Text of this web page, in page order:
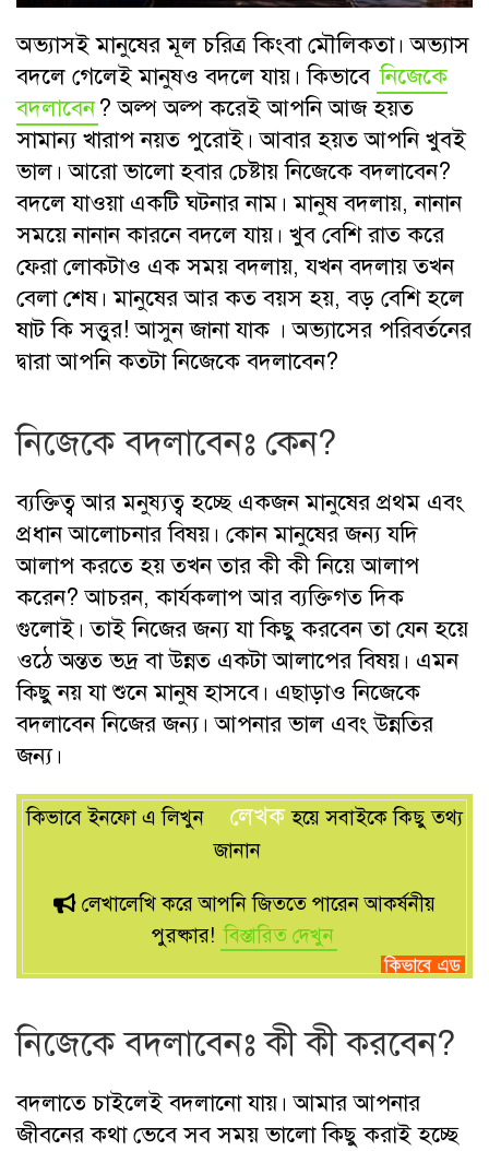
অভ্যাসই মানুষের মূল চরিত্র কিংবা মৌলিকতা। অভ্যাস
বদলে গেলেই মানুষও বদলে যায়। কিভাবে নিজেকে
বদলাবেন? অল্প অল্প করেই আপনি আজ হয়ত
সামান্য খারাপ নয়ত পুরোই। আবার হয়ত আপনি খুবই
ভাল। আরো ভালো হবার চেষ্টায় নিজেকে বদলাবেন?
বদলে যাওয়া একটি ঘটনার নাম। মানুষ বদলায়, নানান
সময়ে নানান কারনে বদলে যায়। খুব বেশি রাত করে
ফেরা লোকটাও এক সময় বদলায়, যখন বদলায় তখন
বেলা শেষ। মানুষের আর কত বয়স হয়, বড় বেশি হলে
ষাট কি সত্তুর! আসুন জানা যাক । অভ্যাসের পরিবর্তনের
দ্বারা আপনি কতটা নিজেকে বদলাবেন?
নিজেকে বদলাবেনঃ কেন?
ব্যক্তিত্ব আর মনুষ্যত্ব হচ্ছে একজন মানুষের প্রথম এবং
প্রধান আলোচনার বিষয়। কোন মানুষের জন্য যদি
আলাপ করতে হয় তখন তার কী কী নিয়ে আলাপ
করেন? আচরন, কার্যকলাপ আর ব্যক্তিগত দিক
গুলোই। তাই নিজের জন্য যা কিছু করবেন তা যেন হয়ে
ওঠে অন্তত ভদ্র বা উন্নত একটা আলাপের বিষয়। এমন
কিছু নয় যা শুনে মানুষ হাসবে। এছাড়াও নিজেকে
বদলাবেন নিজের জন্য। আপনার ভাল এবং উন্নতির
জন্য।
কিভাবে ইনফো এ লিখুন লেখকহয়ে সবাইকে কিছু তথ্য
জানান
লেখালেখি করে আপনি জিততে পারেন আকর্ষনীয়
পুরষ্কার! বিস্তারিত দেখুন
নিজেকে বদলাবেনঃ কী কী করবেন?
বদলাতে চাইলেই বদলানো যায়। আমার আপনার
জীবনের কথা ভেবে সব সময় ভালো কিছু করাই হচ্ছে